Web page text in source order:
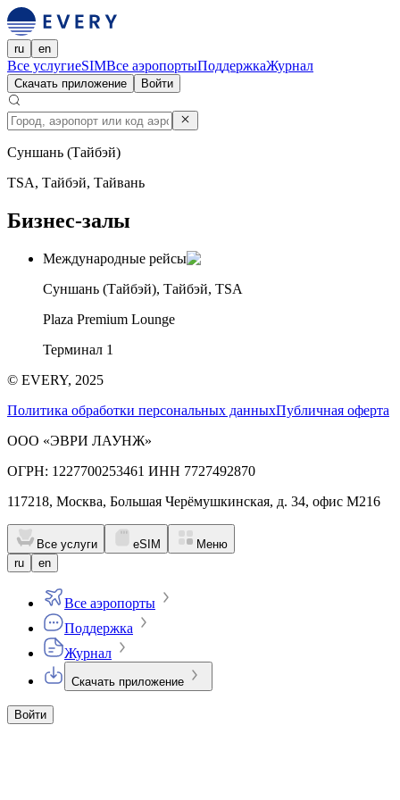
ru en
Все услугиeSIMВсе аэропортыПоддержкаЖурнал
Скачать приложение Войти
Суншань (Тайбэй)
TSA, Тайбэй, Тайвань
Бизнес-залы
Международные рейсы
Суншань (Тайбэй), Тайбэй, TSA
Plaza Premium Lounge
Терминал 1
© EVERY, 2025
Политика обработки персональных данныхПубличная оферта
ООО «ЭВРИ ЛАУНЖ»
ОГРН: 1227700253461 ИНН 7727492870
117218, Москва, Большая Черёмушкинская, д. 34, офис М216
Все услуги eSIM
Меню
ru
en
Все аэропорты
Поддержка
Журнал
Скачать приложение
Войти